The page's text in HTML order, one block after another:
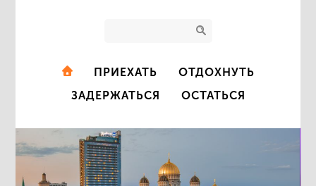
ПРИЕХАТЬ
ОТДОХНУТЬ
ЗАДЕРЖАТЬСЯ
ОСТАТЬСЯ